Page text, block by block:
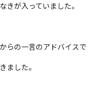
きが入っていました。
らの一言のアドバイスで
ました。